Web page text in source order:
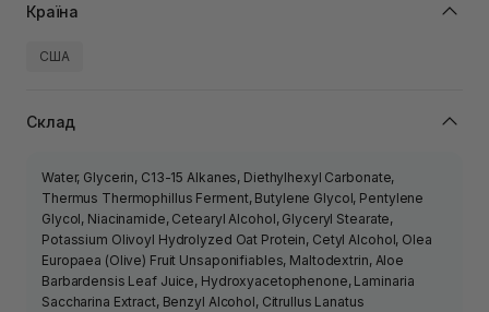
Країна
США
Склад
Water, Glycerin, C13-15 Alkanes, Diethylhexyl Carbonate,
Thermus Thermophillus Ferment, Butylene Glycol, Pentylene
Glycol, Niacinamide, Cetearyl Alcohol, Glyceryl Stearate,
Potassium Olivoyl Hydrolyzed Oat Protein, Cetyl Alcohol, Olea
Europaea (Olive) Fruit Unsaponifiables, Maltodextrin, Aloe
Barbardensis Leaf Juice, Hydroxyacetophenone, Laminaria
Saccharina Extract, Benzyl Alcohol, Citrullus Lanatus